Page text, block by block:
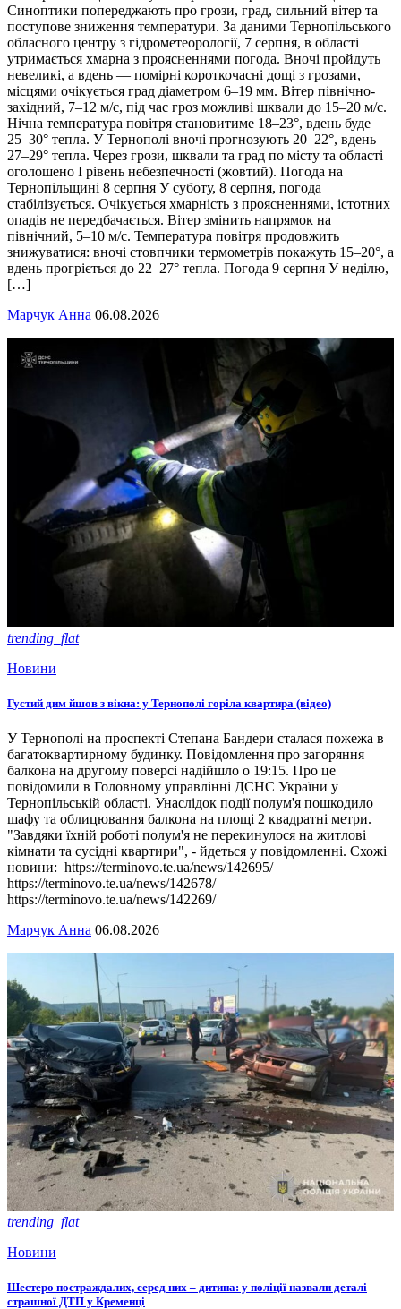
Синоптики попереджають про грози, град, сильний вітер та
поступове зниження температури. За даними Тернопільського
обласного центру з гідрометеорології, 7 серпня, в області
утримається хмарна з проясненнями погода. Вночі пройдуть
невеликі, а вдень — помірні короткочасні дощі з грозами,
місцями очікується град діаметром 6–19 мм. Вітер північно-
західний, 7–12 м/с, під час гроз можливі шквали до 15–20 м/с.
Нічна температура повітря становитиме 18–23°, вдень буде
25–30° тепла. У Тернополі вночі прогнозують 20–22°, вдень —
27–29° тепла. Через грози, шквали та град по місту та області
оголошено І рівень небезпечності (жовтий). Погода на
Тернопільщині 8 серпня У суботу, 8 серпня, погода
стабілізується. Очікується хмарність з проясненнями, істотних
опадів не передбачається. Вітер змінить напрямок на
північний, 5–10 м/с. Температура повітря продовжить
знижуватися: вночі стовпчики термометрів покажуть 15–20°, а
вдень прогріється до 22–27° тепла. Погода 9 серпня У неділю,
[…]
Марчук Анна 06.08.2026
trending_flat
Новини
Густий дим йшов з вікна: у Тернополі горіла квартира (відео)
У Тернополі на проспекті Степана Бандери сталася пожежа в
багатоквартирному будинку. Повідомлення про загоряння
балкона на другому поверсі надійшло о 19:15. Про це
повідомили в Головному управлінні ДСНС України у
Тернопільській області. Унаслідок події полум'я пошкодило
шафу та облицювання балкона на площі 2 квадратні метри.
"Завдяки їхній роботі полум'я не перекинулося на житлові
кімнати та сусідні квартири", - йдеться у повідомленні. Схожі
новини: https://terminovo.te.ua/news/142695/
https://terminovo.te.ua/news/142678/
https://terminovo.te.ua/news/142269/
Марчук Анна 06.08.2026
trending_flat
Новини
Шестеро постраждалих, серед них – дитина: у поліції назвали деталі
страшної ДТП у Кременці